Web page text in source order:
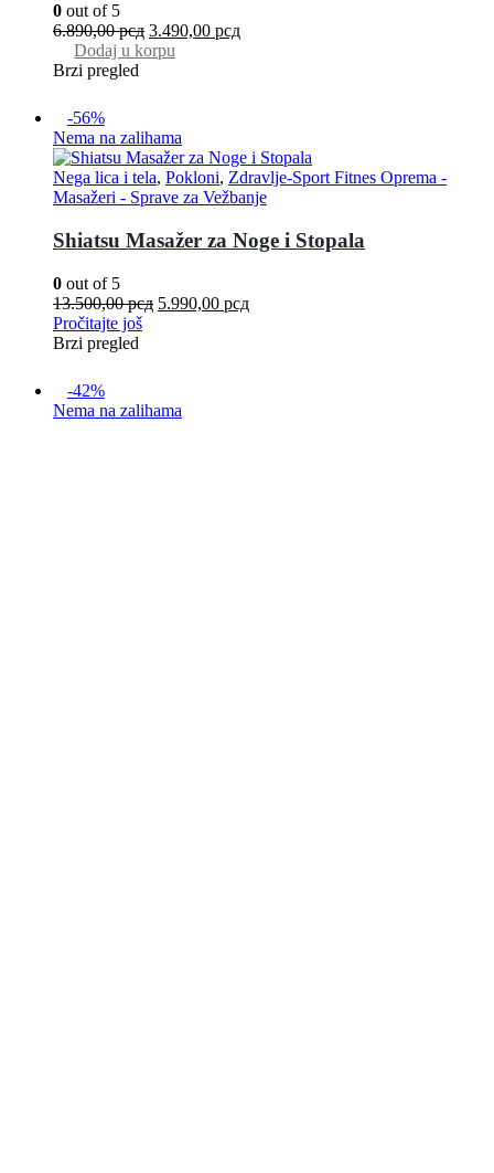
0 out of 5
6.890,00рсд 3.490,00 рсд
Dodaj u korpu
Brzi pregled
-56%
Nema na zalihama
Nega lica i tela, Pokloni, Zdravlje-Sport Fitnes Oprema -
Masažeri - Sprave za Vežbanje
Shiatsu Masažer za Noge i Stopala
0 out of 5
13.500,00рсд 5.990,00 рсд
Pročitajte još
Brzi pregled
-42%
Nema na zalihama